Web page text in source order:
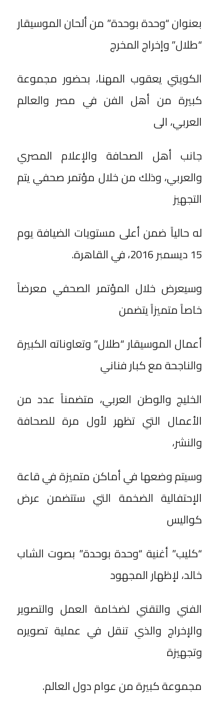
بعنوان “وحدة بوحدة” من ألحان الموسيقار
“طلال” وإخراج المخرج
الكويتي يعقوب المهنا، بحضور مجموعة
كبيرة من أهل الفن في مصر والعالم
العربي، الى
جانب أهل الصحافة والإعلام المصري
والعربي، وذلك من خلال مؤتمر صحفي يتم
التجهيز
له حالياً ضمن أعلى مستويات الضيافة يوم
15 ديسمبر 2016، في القاهرة.
وسيعرض خلال المؤتمر الصحفي معرضاً
خاصاً متميزاً يتضمن
أعمال الموسيقار “طلال” وتعاوناته الكبيرة
والناجحة مع كبار فناني
الخليج والوطن العربي، متضمناً عدد من
الأعمال التي تظهر لأول مرة للصحافة
والنشر،
وسيتم وضعها في أماكن متميزة في قاعة
الإحتفالية الضخمة التي ستتضمن عرض
كواليس
“كليب” أغنية “وحدة بوحدة” بصوت الشاب
خالد، لإظهار المجهود
الفني والتقني لضخامة العمل والتصوير
والإخراج والذي تنقل في عملية تصويره
وتجهيزة
مجموعة كبيرة من عوام دول العالم.